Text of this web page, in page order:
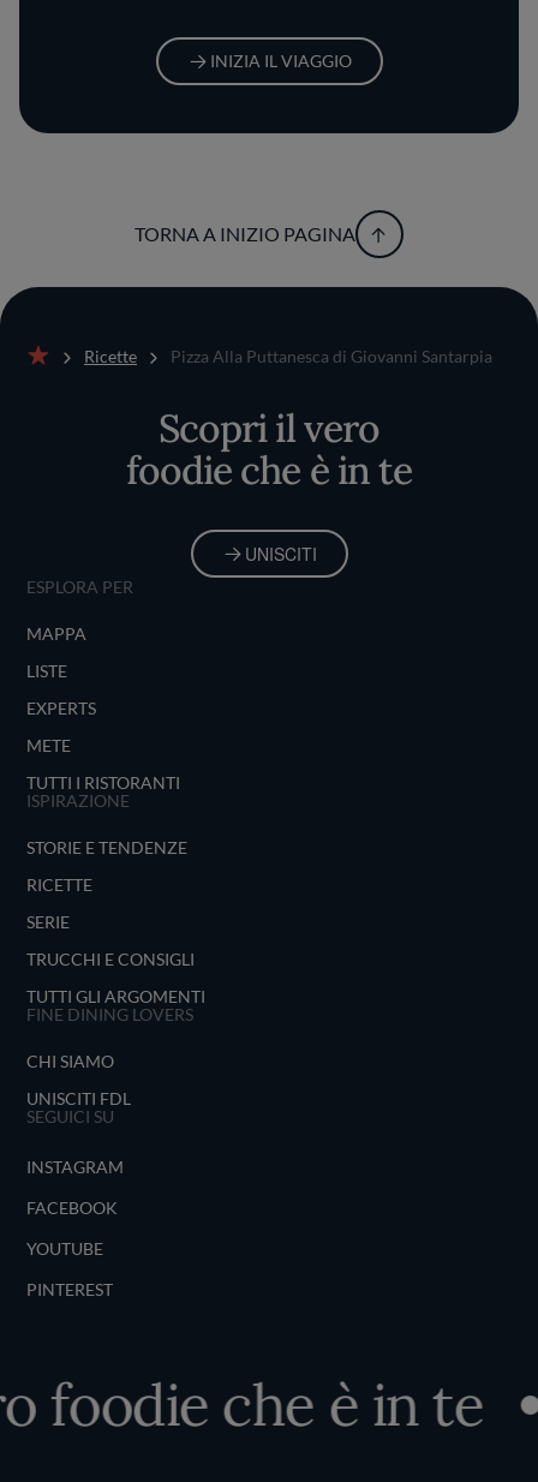
INIZIA IL VIAGGIO
TORNA A INIZIO PAGINA
Ricette Pizza Alla Puttanesca di Giovanni Santarpia
Scopri il vero
foodie che è in te
UNISCITI
ESPLORA PER
MAPPA
LISTE
EXPERTS
METE
TUTTI I RISTORANTI
ISPIRAZIONE
STORIE E TENDENZE
RICETTE
SERIE
TRUCCHI E CONSIGLI
TUTTI GLI ARGOMENTI
FINE DINING LOVERS
CHI SIAMO
UNISCITI FDL
SEGUICI SU
INSTAGRAM
FACEBOOK
YOUTUBE
PINTEREST
foodie che è in te